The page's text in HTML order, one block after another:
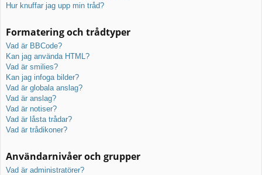
Hur knuffar jag upp min tråd?
Formatering och trådtyper
Vad är BBCode?
Kan jag använda HTML?
Vad är smilies?
Kan jag infoga bilder?
Vad är globala anslag?
Vad är anslag?
Vad är notiser?
Vad är låsta trådar?
Vad är trådikoner?
Användarnivåer och grupper
Vad är administratörer?